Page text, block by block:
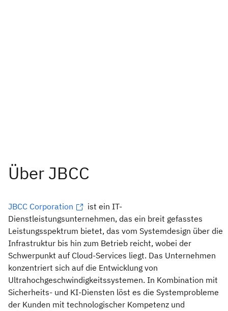
JBCC Corporation
ist ein IT-
Dienstleistungsunternehmen, das ein breit gefasstes
Leistungsspektrum bietet, das vom Systemdesign über die
Infrastruktur bis hin zum Betrieb reicht, wobei der
Schwerpunkt auf Cloud-Services liegt. Das Unternehmen
konzentriert sich auf die Entwicklung von
Ultrahochgeschwindigkeitssystemen. In Kombination mit
Sicherheits- und KI-Diensten löst es die Systemprobleme
der Kunden mit technologischer Kompetenz und